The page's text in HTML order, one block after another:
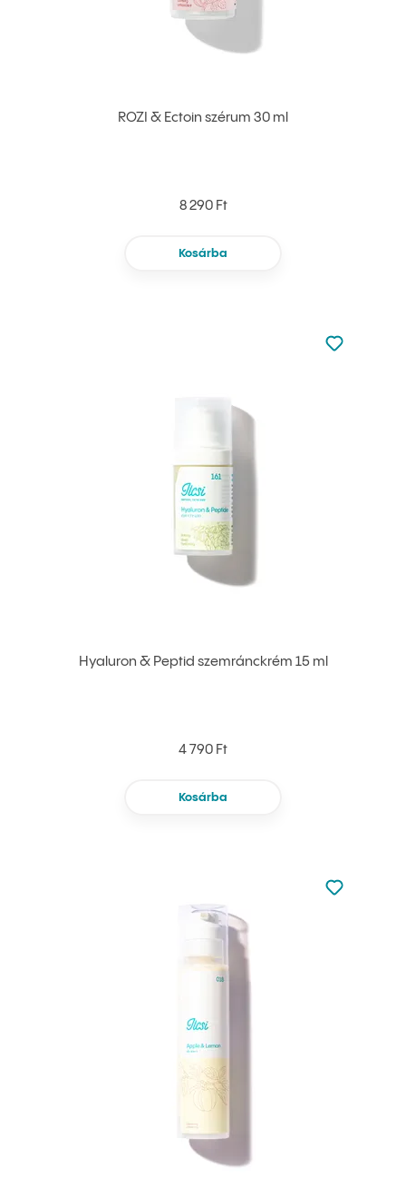
ROZI & Ectoin szérum 30 ml
8 290 Ft
Kosárba
Hyaluron & Peptid szemránckrém 15 ml
4 790 Ft
Kosárba
Nincsen
Hozzáadás
Nincsen
Hozzáadás